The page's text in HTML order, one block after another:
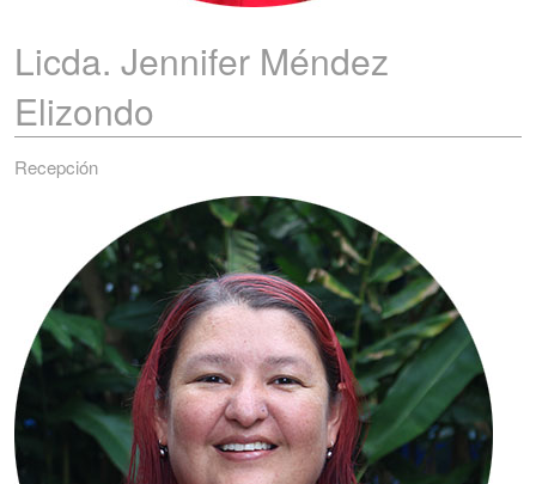
Licda. Jennifer Méndez
Elizondo
Recepción